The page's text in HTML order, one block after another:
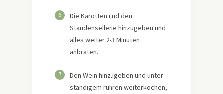
6
Die Karotten und den
Staudensellerie hinzugeben und
alles weiter 2-3 Minuten
anbraten.
7
Den Wein hinzugeben und unter
ständigem rühren weiterkochen,